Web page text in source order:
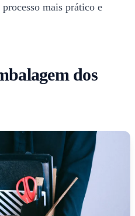
mais prático e
dos